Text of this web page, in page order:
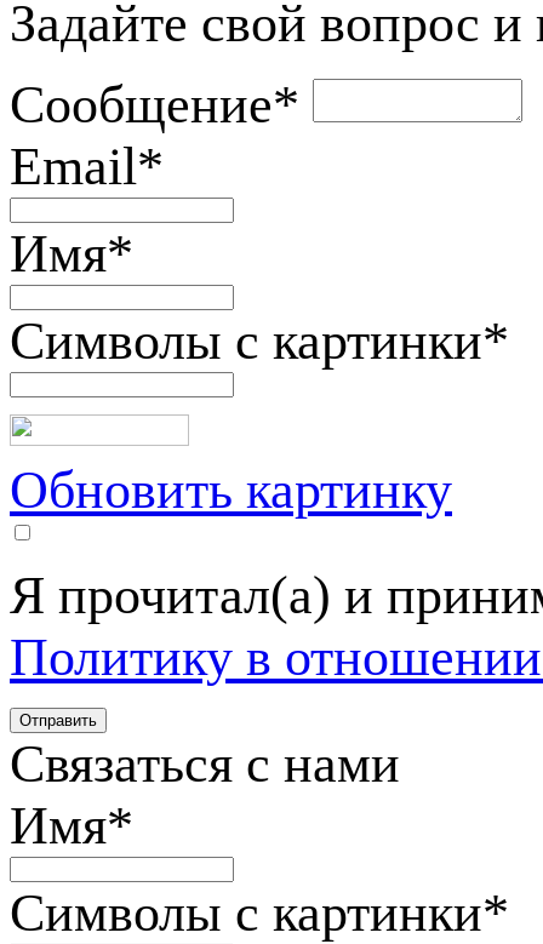
Задайте свой вопрос
Сообщение*
Email*
Имя*
Символы с картинки*
Обновить картинку
Я прочитал(а) и
Политику в
Связаться с нами
Имя*
Символы с картинки*